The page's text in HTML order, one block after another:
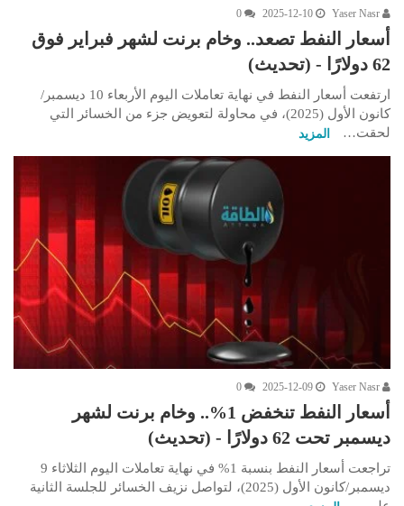
2025-12-10
0
أسعار النفط تصعد.. وخام برنت لشهر فبراير فوق
62 دولارًا - (تحديث)
ارتفعت أسعار النفط في نهاية تعاملات اليوم الأربعاء 10 ديسمبر/
كانون الأول (2025)، في محاولة لتعويض جزء من الخسائر التي
لحقت…
المزيد
2025-12-09
0
أسعار النفط تنخفض 1%.. وخام برنت لشهر
ديسمبر تحت 62 دولارًا - (تحديث)
تراجعت أسعار النفط بنسبة 1% في نهاية تعاملات اليوم الثلاثاء 9
ديسمبر/كانون الأول (2025)، لتواصل نزيف الخسائر للجلسة الثانية